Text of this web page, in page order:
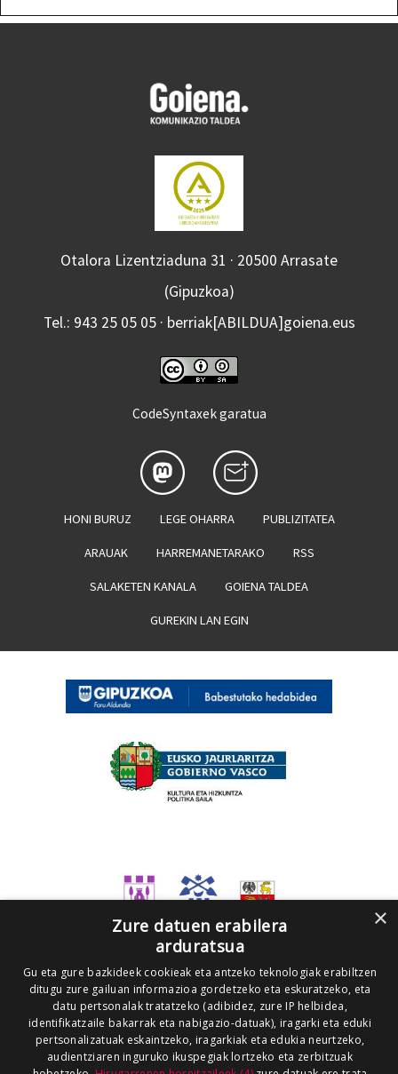
Otalora Lizentziaduna 31 · 20500 Arrasate
(Gipuzkoa)
Tel.: 943 25 05 05 · berriak[ABILDUA]goiena.eus
CodeSyntaxek garatua
HONI BURUZ LEGE OHARRA PUBLIZITATEA
ARAUAK HARREMANETARAKO RSS
SALAKETEN KANALA GOIENA TALDEA
GUREKIN LAN EGIN
×
Zure datuen erabilera
arduratsua
Gu eta gure bazkideek cookieak eta antzeko teknologiak erabiltzen
ditugu zure gailuan informazioa gordetzeko eta eskuratzeko, eta
datu pertsonalak tratatzeko (adibidez, zure IP helbidea,
identifikatzaile bakarrak eta nabigazio-datuak), iragarki eta eduki
pertsonalizatuak eskaintzeko, iragarkiak eta edukia neurtzeko,
audientziaren inguruko ikuspegiak lortzeko eta zerbitzuak